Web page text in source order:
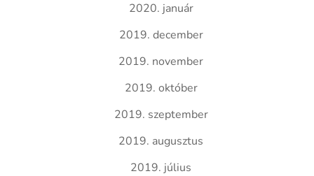
2020. január
2019. december
2019. november
2019. október
2019. szeptember
2019. augusztus
2019. július